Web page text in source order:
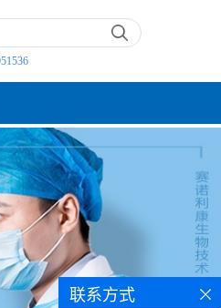
联系方式